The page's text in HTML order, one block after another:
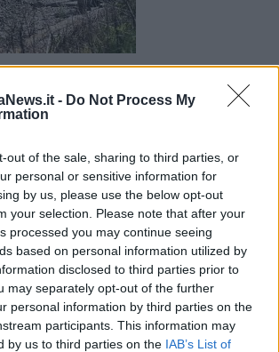
- Do Not Process My
out of the sale, sharing to third parties, or
personal or sensitive information for
by us, please use the below opt-out
your selection. Please note that after your
processed you may continue seeing
based on personal information utilized by
disclosed to third parties prior to
may separately opt-out of the further
personal information by third parties on the
participants. This information may
by us to third parties on the IAB’s List of
della stazione ferroviaria di Montale.
nella circolazione tra Prato e
è morto dopo essere stato investito da un
a Montale.
per ricostruire quando accaduto, per
anche essere, secondo una prima ipotesi, un
che stava attraversando i binari e forse non si
del treno regionale Firenze - Viareggio in quel